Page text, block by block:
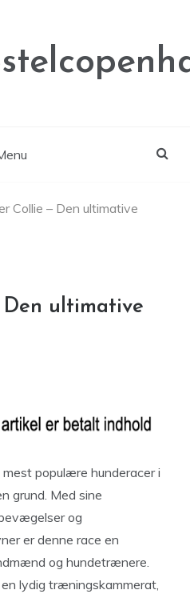
Collie – Den ultimative
ultimative
populære hunderacer i
grund. Med sine
og
er denne race en
og hundetrænere.
lydig træningskammerat,